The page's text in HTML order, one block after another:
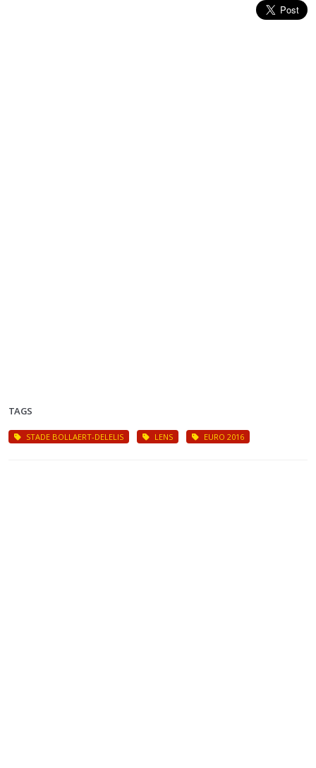
TAGS
STADE BOLLAERT-DELELIS LENS EURO 2016